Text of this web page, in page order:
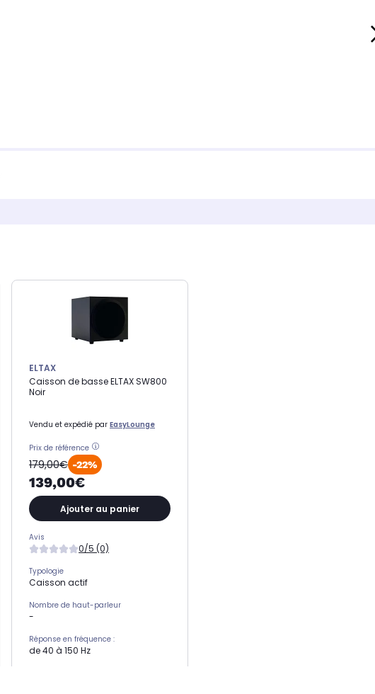
ELTAX
Caisson de basse ELTAX SW800
Noir
Vendu et expédié par EasyLounge
Prix de référence
179,00€ -22%
139,00€
Ajouter au panier
Avis
0/5 (0)
Typologie
Caisson actif
Nombre de haut-parleur
-
Réponse en fréquence :
de 40 à 150 Hz